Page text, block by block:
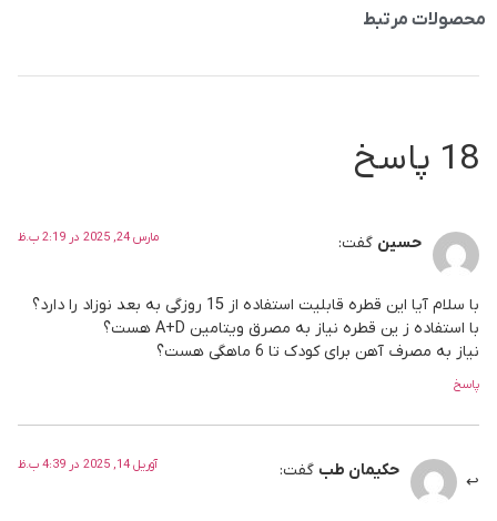
محصولات مرتبط
18 پاسخ
حسین گفت: مارس 24, 2025 در 2:19 ب.ظ
با سلام آیا این قطره قابلیت استفاده از 15 روزگی به بعد نوزاد را دارد؟
با استفاده ز ین قطره نیاز به مصرق ویتامین A+D هست؟
نیاز به مصرف آهن برای کودک تا 6 ماهگی هست؟
پاسخ
حکیمان طب گفت: آوریل 14, 2025 در 4:39 ب.ظ